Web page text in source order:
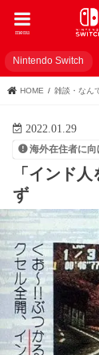
menu
Nintendo Switch
HOME 雑談・なん
2022.01.29
海外在住者に
「インド
ず